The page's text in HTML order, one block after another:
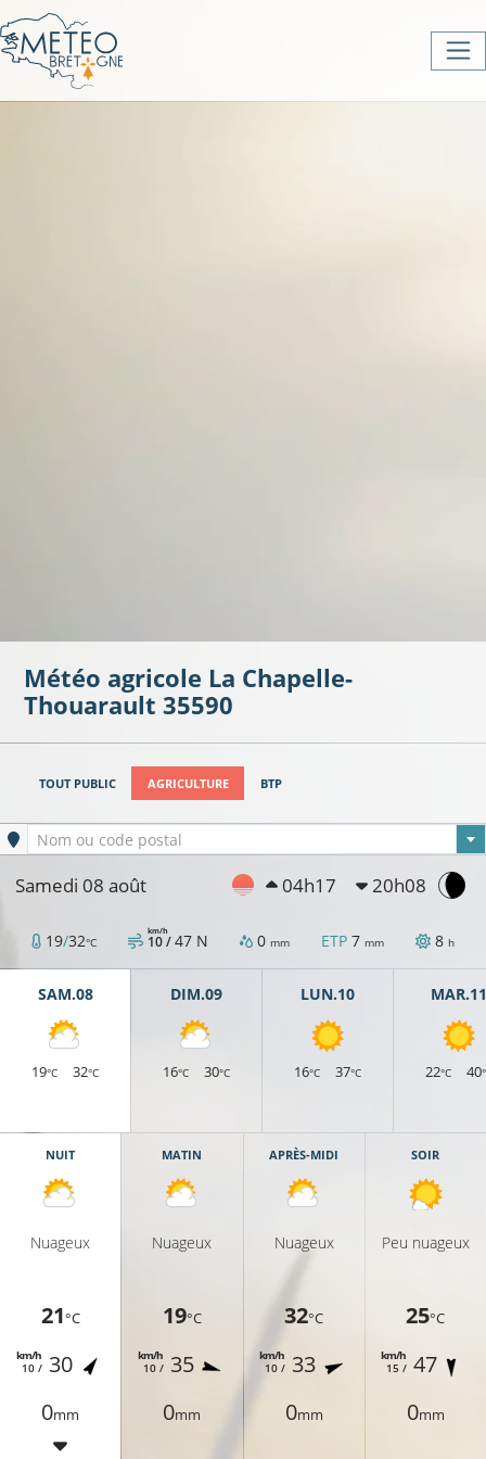
Météo agricole La Chapelle-
Thouarault 35590
TOUT PUBLIC AGRICULTURE BTP
Ville sélectionnée
Nom ou code postal
Samedi 08 août 04h17 20h08
19/32°C 10 /
km/h 47 N 0 mm ETP7 mm 8 h
SAM.08
19°C 32°C
DIM.09
16°C 30°C
LUN.10
16°C 37°C
MAR.11
22°C 40
NUIT
Nuageux
21°C
10 /
km/h 30
0mm
MATIN
Nuageux
19°C
10 /
km/h 35
0mm
APRÈS-MIDI
Nuageux
32°C
10 /
km/h 33
0mm
SOIR
Peu nuageux
25°C
15 /
km/h 47
0mm